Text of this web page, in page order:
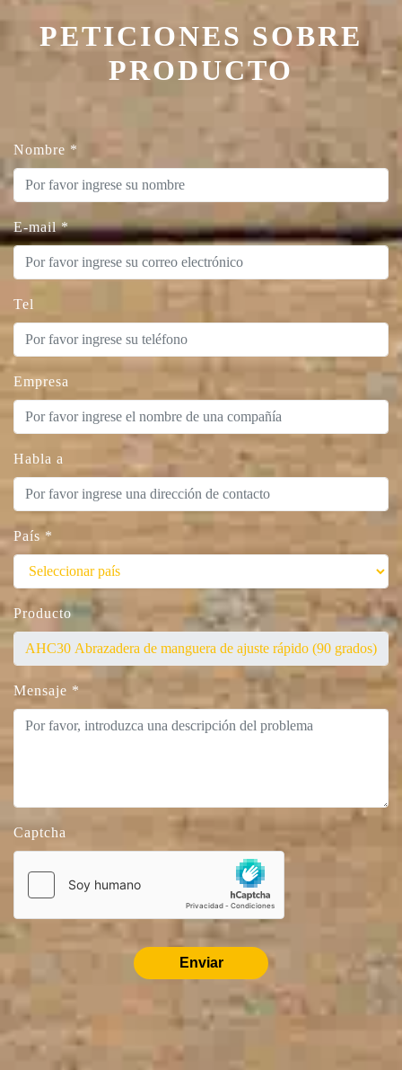
PETICIONES SOBRE
PRODUCTO
Nombre *
E-mail*
Tel
Empresa
Habla a
País*
Producto
Mensaje *
Captcha
Enviar